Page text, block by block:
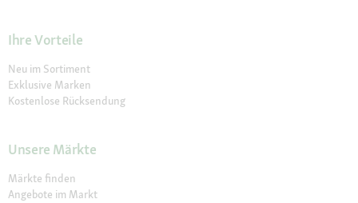
Ihre Vorteile
Neu im Sortiment
Exklusive Marken
Kostenlose Rücksendung
Unsere Märkte
Märkte finden
Angebote im Markt